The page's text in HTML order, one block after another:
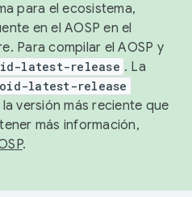
para el ecosistema,
en el AOSP en el
Para compilar el AOSP y
latest-release . La
latest-release
versión más reciente que
más información,
.